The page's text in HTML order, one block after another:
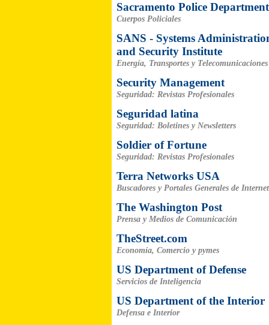
Sacramento Police Department
Cuerpos Policiales
SANS - Systems
and Security Institute
Energía, Transportes y Telecomunicaciones
Security Management
Seguridad: Revistas Profesionales
Seguridad latina
Seguridad: Boletines y Newsletters
Soldier of Fortune
Seguridad: Revistas Profesionales
Terra Networks USA
Buscadores y Portales Generales de Internet
The Washington Post
Prensa y Medios de Comunicación
TheStreet.com
Economía, Comercio y pymes
US Department of Defense
Servicios de Inteligencia
US Department of the Interior
Defensa e Interior